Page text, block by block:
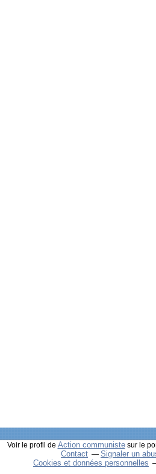
Voir le profil de Action communistesur le
Contact
Signaler un
Cookies et données personnelles